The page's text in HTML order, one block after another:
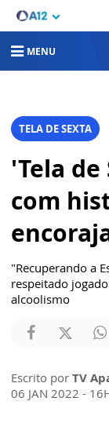
MENU
TELA DE SEXTA
'Tela
com
"Recuperando a
respeitado
alcoolismo
Escrito por TV
06 JAN 2022 -